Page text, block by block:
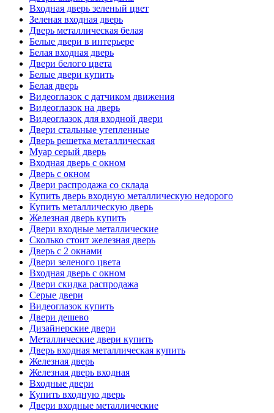
Входная дверь зеленый цвет
Зеленая входная дверь
Дверь металлическая белая
Белые двери в интерьере
Белая входная дверь
Двери белого цвета
Белые двери купить
Белая дверь
Видеоглазок с датчиком движения
Видеоглазок на дверь
Видеоглазок для входной двери
Двери стальные утепленные
Дверь решетка металлическая
Муар серый дверь
Входная дверь с окном
Дверь с окном
Двери распродажа со склада
Купить дверь входную металлическую недорого
Купить металлическую дверь
Железная дверь купить
Двери входные металлические
Сколько стоит железная дверь
Дверь с 2 окнами
Двери зеленого цвета
Входная дверь с окном
Двери скидка распродажа
Серые двери
Видеоглазок купить
Двери дешево
Дизайнерские двери
Металлические двери купить
Дверь входная металлическая купить
Железная дверь
Железная дверь входная
Входные двери
Купить входную дверь
Двери входные металлические